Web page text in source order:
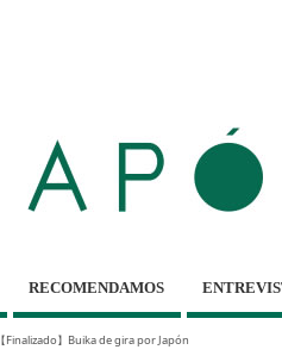
RECOMENDAMOS
【Finalizado】Buika de gira por Japón